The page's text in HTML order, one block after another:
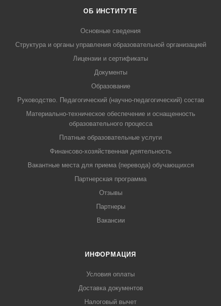
ОБ ИНСТИТУТЕ
Основные сведения
Структура и органы управления образовательной организацией
Лицензии и сертификаты
Документы
Образование
Руководство. Педагогический (научно-педагогический) состав
Материально-техническое обеспечение и оснащенность
образовательного процесса
Платные образовательные услуги
Финансово-хозяйственная деятельность
Вакантные места для приема (перевода) обучающихся
Партнерская программа
Отзывы
Партнеры
Вакансии
ИНФОРМАЦИЯ
Условия оплаты
Доставка документов
Налоговый вычет